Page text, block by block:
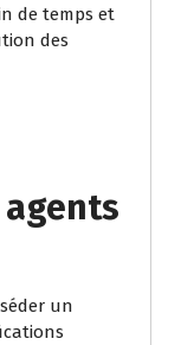
de temps et
des
un